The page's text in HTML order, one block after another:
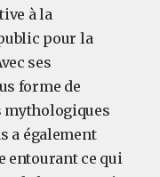
à la
pour la
ses
forme de
mythologiques
a également
entourant ce qui